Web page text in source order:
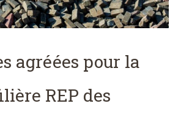
agréées pour la
REP des